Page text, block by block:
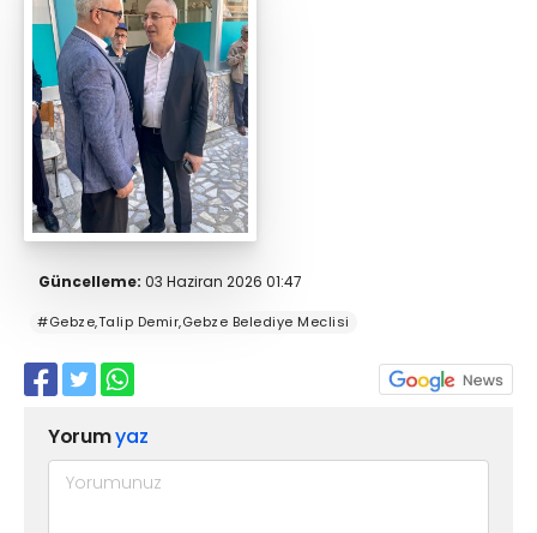
Güncelleme: 03 Haziran 2026 01:47
#Gebze,Talip Demir,Gebze Belediye Meclisi
Yorumyaz